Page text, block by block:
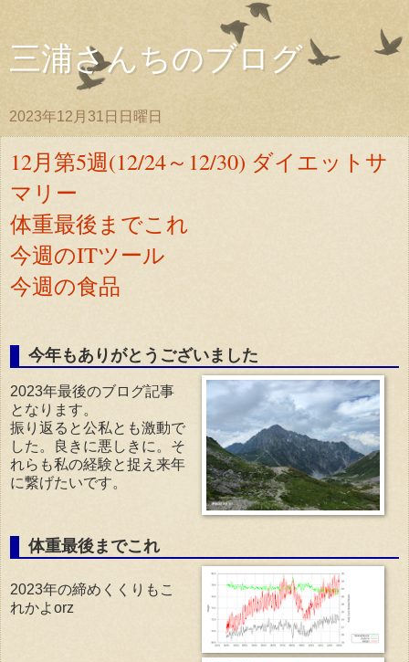
三浦さんちのブログ
2023年12月31日日曜日
12月第5週(12/24～12/30) ダイエットサ
マリー
体重最後までこれ
今週のITツール
今週の食品
今年もありがとうございました
2023年最後のブログ記事
となります。
振り返ると公私とも激動で
した。良きに悪しきに。そ
れらも私の経験と捉え来年
に繋げたいです。
体重最後までこれ
2023年の締めくくりもこ
れかよorz